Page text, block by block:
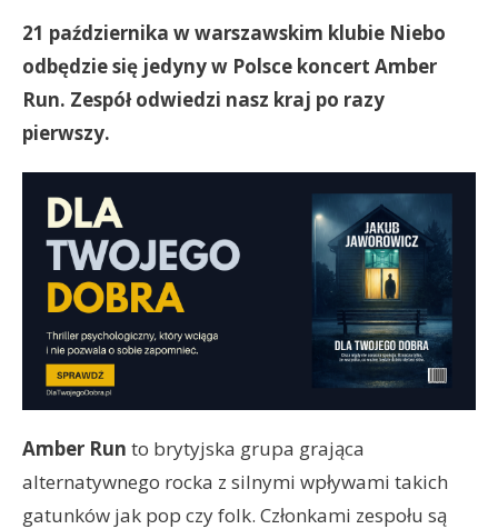
21 października w warszawskim klubie Niebo
odbędzie się jedyny w Polsce koncert Amber
Run. Zespół odwiedzi nasz kraj po razy
pierwszy.
Amber Run to brytyjska grupa grająca
alternatywnego rocka z silnymi wpływami takich
gatunków jak pop czy folk. Członkami zespołu są